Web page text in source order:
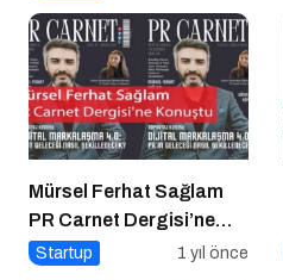
Mürsel Ferhat Sağlam
PR Carnet Dergisi’ne
Konuştu
Startup 1 yıl önce